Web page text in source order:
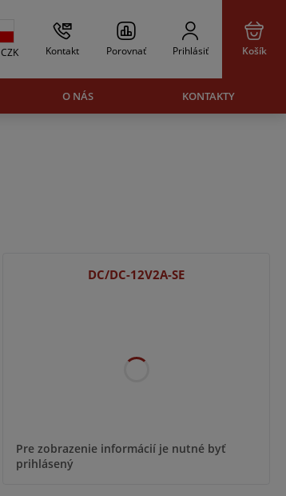
CZK Kontakt Porovnať Prihlásiť Košík
O NÁS KONTAKTY
DC/DC-12V2A-SE
Pre zobrazenie informácií je nutné byť
prihlásený